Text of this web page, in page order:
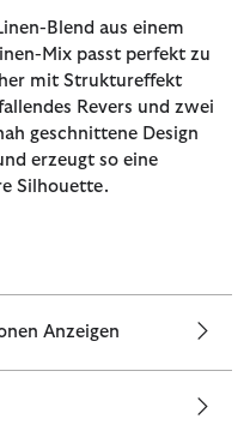
Blend aus einem
Mix passt perfekt zu
mit Struktureffekt
Revers und zwei
geschnittene Design
erzeugt so eine
Silhouette.
Anzeigen